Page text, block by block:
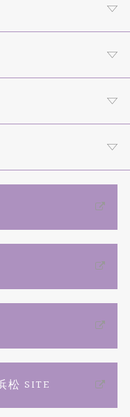
松 SITE